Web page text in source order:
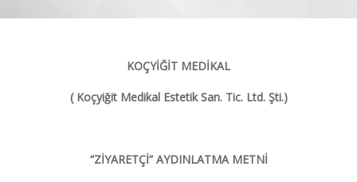
KOÇYİĞİT MEDİKAL
( Koçyiğit Medikal Estetik San. Tic. Ltd. Şti.)
“ZİYARETÇİ” AYDINLATMA METNİ